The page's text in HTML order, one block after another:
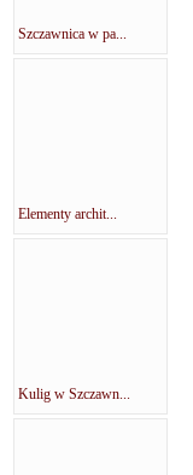
Szczawnica w pa...
Elementy archit...
Kulig w Szczawn...